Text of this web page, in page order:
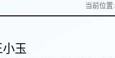
当前位置:
小玉